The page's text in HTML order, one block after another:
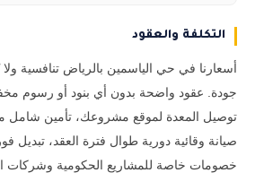
التكلفة والعقود
أسعارنا في حي الياسمين بالرياض تنافسية
جودة. عقود واضحة بدون أي بنود أو رسوم
توصيل المعدة لموقع مشروعك، تأمين شامل
صيانة وقائية دورية طوال فترة العقد، تبديل
خصومات خاصة للمشاريع الحكومية وشركات